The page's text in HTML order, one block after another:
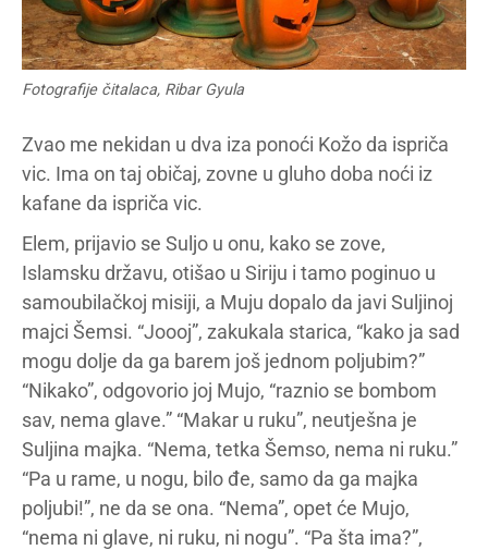
Fotografije čitalaca, Ribar Gyula
Zvao me nekidan u dva iza ponoći Kožo da ispriča
vic. Ima on taj običaj, zovne u gluho doba noći iz
kafane da ispriča vic.
Elem, prijavio se Suljo u onu, kako se zove,
Islamsku državu, otišao u Siriju i tamo poginuo u
samoubilačkoj misiji, a Muju dopalo da javi Suljinoj
majci Šemsi. “Joooj”, zakukala starica, “kako ja sad
mogu dolje da ga barem još jednom poljubim?”
“Nikako”, odgovorio joj Mujo, “raznio se bombom
sav, nema glave.” “Makar u ruku”, neutješna je
Suljina majka. “Nema, tetka Šemso, nema ni ruku.”
“Pa u rame, u nogu, bilo đe, samo da ga majka
poljubi!”, ne da se ona. “Nema”, opet će Mujo,
“nema ni glave, ni ruku, ni nogu”. “Pa šta ima?”,